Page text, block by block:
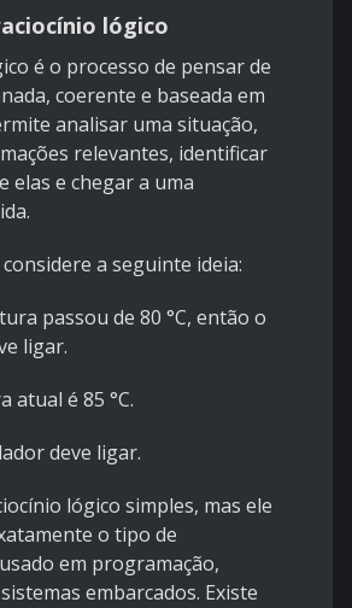
lógico
é o processo de pensar de
coerente e baseada em
analisar uma situação,
relevantes, identificar
elas e chegar a uma
a seguinte ideia:
passou de 80 °C, então o
ligar.
atual é 85 °C.
deve ligar.
lógico simples, mas ele
o tipo de
em programação,
embarcados. Existe